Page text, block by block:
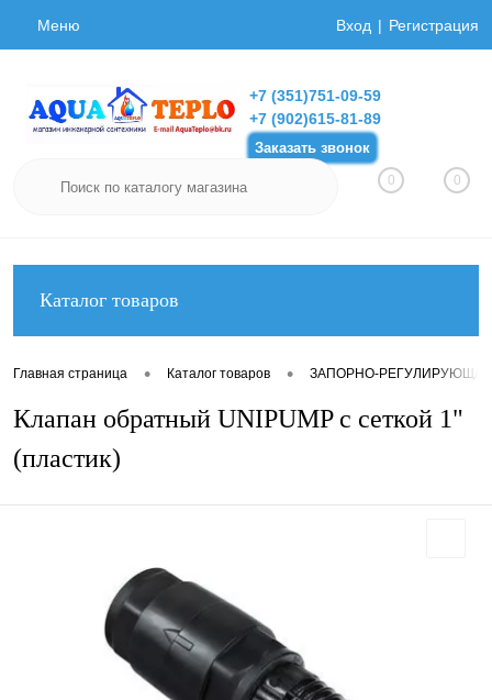
Меню Вход Регистрация
+7 (351)751-09-59
+7 (902)615-81-89
Заказать звонок
0 0
Каталог товаров
Главная страница • Каталог товаров • ЗАПОРНО-
Клапан обратный UNIPUMP с сеткой 1"
(пластик)